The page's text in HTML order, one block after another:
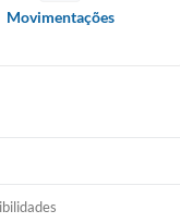
Movimentações